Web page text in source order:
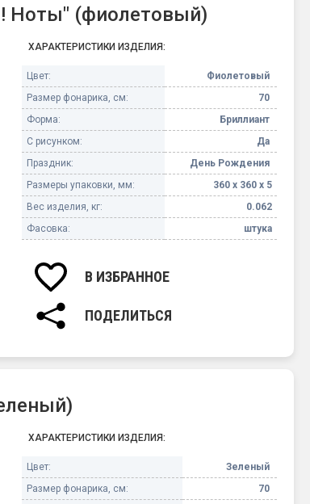
Ноты" (фиолетовый)
ХАРАКТЕРИСТИКИ ИЗДЕЛИЯ:
Цвет:
Фиолетовый
Размер фонарика, см:
70
Форма:
Бриллиант
С рисунком:
Да
Праздник:
День Рождения
Размеры упаковки, мм:
360 х 360 х 5
Вес изделия, кг:
0.062
Фасовка:
штука
В ИЗБРАННОЕ
ПОДЕЛИТЬСЯ
ХАРАКТЕРИСТИКИ ИЗДЕЛИЯ:
Цвет:
Зеленый
Размер фонарика, см:
70